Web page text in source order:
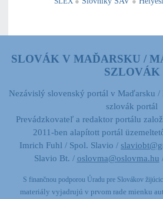
SLOVÁK V MAĎARSKU /
SZLOVÁK
Nezávislý slovenský portál v Maďarsku /
szlovák portál
Prevádzkovateľ a redaktor portálu
2011-ben alapított portál
Imrich Fuhl / Spol. Slavio /
Slavio Bt. / oslovma@oslovma.hu
S finančnou podporou Úradu pre Slovákov
materiály vyjadrujú v prvom rade mienku